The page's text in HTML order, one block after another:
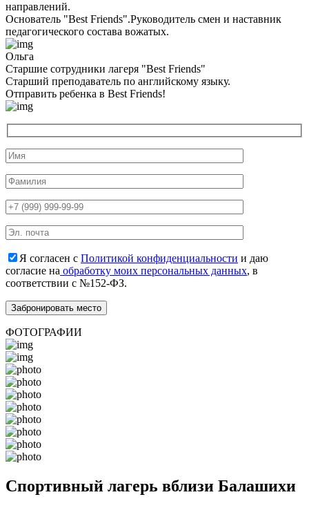
направлений.
Основатель "Best Friends".Руководитель смен и наставник
педагогического состава вожатых.
Ольга
Старшие сотрудники лагеря "Best Friends"
Cтарший преподаватель по английскому языку.
Отправить ребенка в Best Friends!
Я согласен с Политикой конфиденциальности и даю
согласие на обработку моих персональных данных, в
соответствии с №152-ФЗ.
ФОТОГРАФИИ
Спортивный лагерь вблизи Балашихи